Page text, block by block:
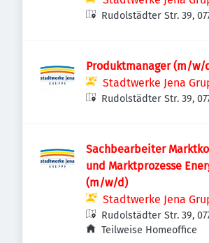
Rudolstädter Str. 39,
Produktmanager (m/w/
Stadtwerke Jena
Rudolstädter Str. 39,
Sachbearbeiter
und Marktprozesse
(m/w/d)
Stadtwerke Jena
Rudolstädter Str. 39,
Deutschland
Teilweise Homeoffice